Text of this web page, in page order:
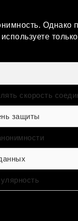
Однако
скорость
защиты